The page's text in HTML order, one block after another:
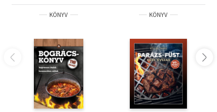
KÖNYV KÖNYV